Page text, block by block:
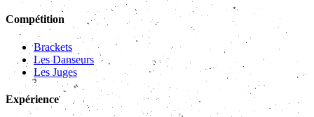
Compétition
Brackets
Les Danseurs
Les Juges
Expérience